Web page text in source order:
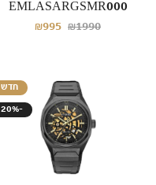
EMLASARGSMR000
₪995 ₪1990
חדש
20%-